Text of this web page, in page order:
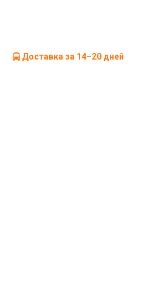
Доставка за 14–20 дней